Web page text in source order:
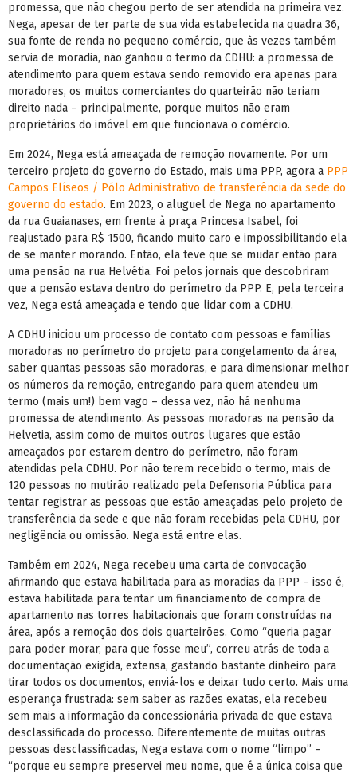
promessa, que não chegou perto de ser atendida na primeira vez.
Nega, apesar de ter parte de sua vida estabelecida na quadra 36,
sua fonte de renda no pequeno comércio, que às vezes também
servia de moradia, não ganhou o termo da CDHU: a promessa de
atendimento para quem estava sendo removido era apenas para
moradores, os muitos comerciantes do quarteirão não teriam
direito nada – principalmente, porque muitos não eram
proprietários do imóvel em que funcionava o comércio.
Em 2024, Nega está ameaçada de remoção novamente. Por um
terceiro projeto do governo do Estado, mais uma PPP, agora a PPP
Campos Elíseos / Pólo Administrativo de transferência da sede do
governo do estado. Em 2023, o aluguel de Nega no apartamento
da rua Guaianases, em frente à praça Princesa Isabel, foi
reajustado para R$ 1500, ficando muito caro e impossibilitando ela
de se manter morando. Então, ela teve que se mudar então para
uma pensão na rua Helvétia. Foi pelos jornais que descobriram
que a pensão estava dentro do perímetro da PPP. E, pela terceira
vez, Nega está ameaçada e tendo que lidar com a CDHU.
A CDHU iniciou um processo de contato com pessoas e famílias
moradoras no perímetro do projeto para congelamento da área,
saber quantas pessoas são moradoras, e para dimensionar melhor
os números da remoção, entregando para quem atendeu um
termo (mais um!) bem vago – dessa vez, não há nenhuma
promessa de atendimento. As pessoas moradoras na pensão da
Helvetia, assim como de muitos outros lugares que estão
ameaçados por estarem dentro do perímetro, não foram
atendidas pela CDHU. Por não terem recebido o termo, mais de
120 pessoas no mutirão realizado pela Defensoria Pública para
tentar registrar as pessoas que estão ameaçadas pelo projeto de
transferência da sede e que não foram recebidas pela CDHU, por
negligência ou omissão. Nega está entre elas.
Também em 2024, Nega recebeu uma carta de convocação
afirmando que estava habilitada para as moradias da PPP – isso é,
estava habilitada para tentar um financiamento de compra de
apartamento nas torres habitacionais que foram construídas na
área, após a remoção dos dois quarteirões. Como “queria pagar
para poder morar, para que fosse meu”, correu atrás de toda a
documentação exigida, extensa, gastando bastante dinheiro para
tirar todos os documentos, enviá-los e deixar tudo certo. Mais uma
esperança frustrada: sem saber as razões exatas, ela recebeu
sem mais a informação da concessionária privada de que estava
desclassificada do processo. Diferentemente de muitas outras
pessoas desclassificadas, Nega estava com o nome “limpo” –
“porque eu sempre preservei meu nome, que é a única coisa que